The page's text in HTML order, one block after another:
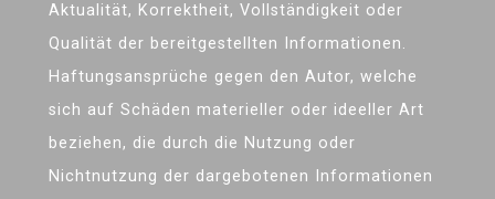
Aktualität, Korrektheit, Vollständigkeit oder
Qualität der bereitgestellten Informationen.
Haftungsansprüche gegen den Autor, welche
sich auf Schäden materieller oder ideeller Art
beziehen, die durch die Nutzung oder
Nichtnutzung der dargebotenen Informationen